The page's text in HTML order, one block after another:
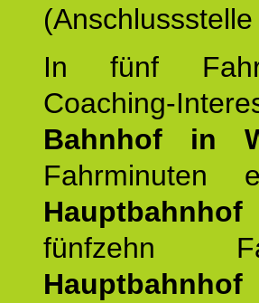
In fünf
Coaching-
Bahnhof in
Fahrminuten
fünfzehn